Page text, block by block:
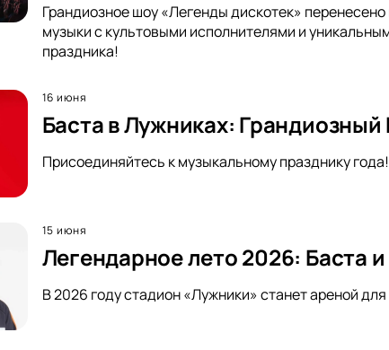
Грандиозное шоу «Легенды дискотек»
музыки с культовыми исполнителями и
праздника!
16 июня
Баста в Лужниках:
Присоединяйтесь к музыкальному празднику года!
15 июня
Легендарное лето 2026: Баста
В 2026 году стадион «Лужники» станет ареной